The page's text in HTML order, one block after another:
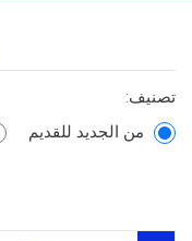
تصنيف:
من الجديد للقديم